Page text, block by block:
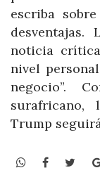
escriba
noticia
nivel
negocio”.
surafricano,
Trump
WhatsApp
Facebook